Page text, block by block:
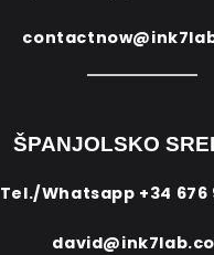
ŠPANJOLSKO
Tel./Whatsapp +34